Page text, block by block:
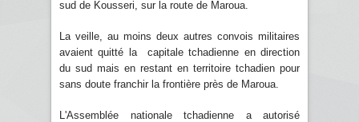
sud de Kousseri, sur la route de Maroua.
La veille, au moins deux autres convois militaires
avaient quitté la capitale tchadienne en direction
du sud mais en restant en territoire tchadien pour
sans doute franchir la frontière près de Maroua.
L'Assemblée nationale tchadienne a autorisé